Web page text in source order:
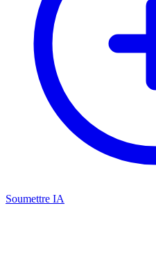
Soumettre IA